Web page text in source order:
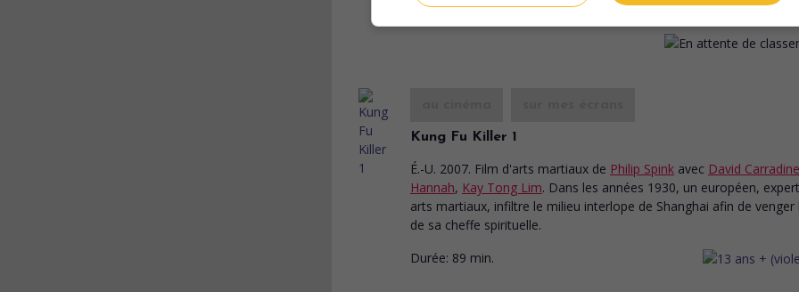
Carradine,Bruce Dern,Rip Torn
Kung Fu Killer 1
É.-U. 2007. Film d'arts martiaux de Philip Spink avec David Carradine
Hannah, Kay Tong Lim. Dans les années 1930, un européen,
arts martiaux, infiltre le milieu interlope de Shanghai afin de
de sa cheffe spirituelle.
Durée: 89 min.